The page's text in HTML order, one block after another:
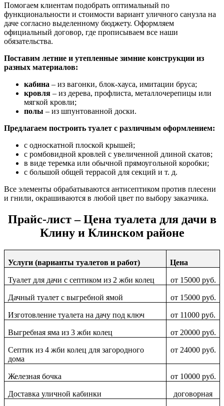
Помогаем клиентам подобрать оптимальный по
функциональности и стоимости вариант уличного санузла на
даче согласно выделенному бюджету. Оформляем
официальный договор, где прописываем все наши
обязательства.
Поставим летние и утепленные зимние конструкции из
разных материалов:
кабина – из вагонки, блок-хауса, имитации бруса;
кровля – из дерева, профлиста, металлочерепицы или
мягкой кровли;
полы – из шпунтованной доски.
Предлагаем построить туалет с различным оформлением:
с односкатной плоской крышей;
с ромбовидной кровлей с увеличенной длиной скатов;
в виде теремка или обычной прямоугольной коробки;
с большой общей террасой для секций и т. д.
Все элементы обрабатываются антисептиком против плесени
и гнили, окрашиваются в любой цвет по выбору заказчика.
Прайс-лист – Цена туалета для дачи в
Клину и Клинском районе
Услуги (варианты туалетов и работ) Цена
Туалет для дачи с септиком из 2 жби колец от 15000 руб.
Дачный туалет с выгребной ямой от 15000 руб.
Изготовление туалета на дачу под ключ от 11000 руб.
Выгребная яма из 3 жби колец от 20000 руб.
Септик из 4 жби колец для загородного
дома
от 24000 руб.
Железная бочка от 10000 руб.
Доставка уличной кабинки договорная